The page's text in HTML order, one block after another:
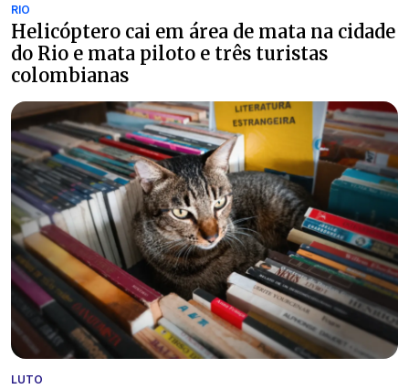
RIO
Helicóptero cai em área de mata na cidade
do Rio e mata piloto e três turistas
colombianas
LUTO